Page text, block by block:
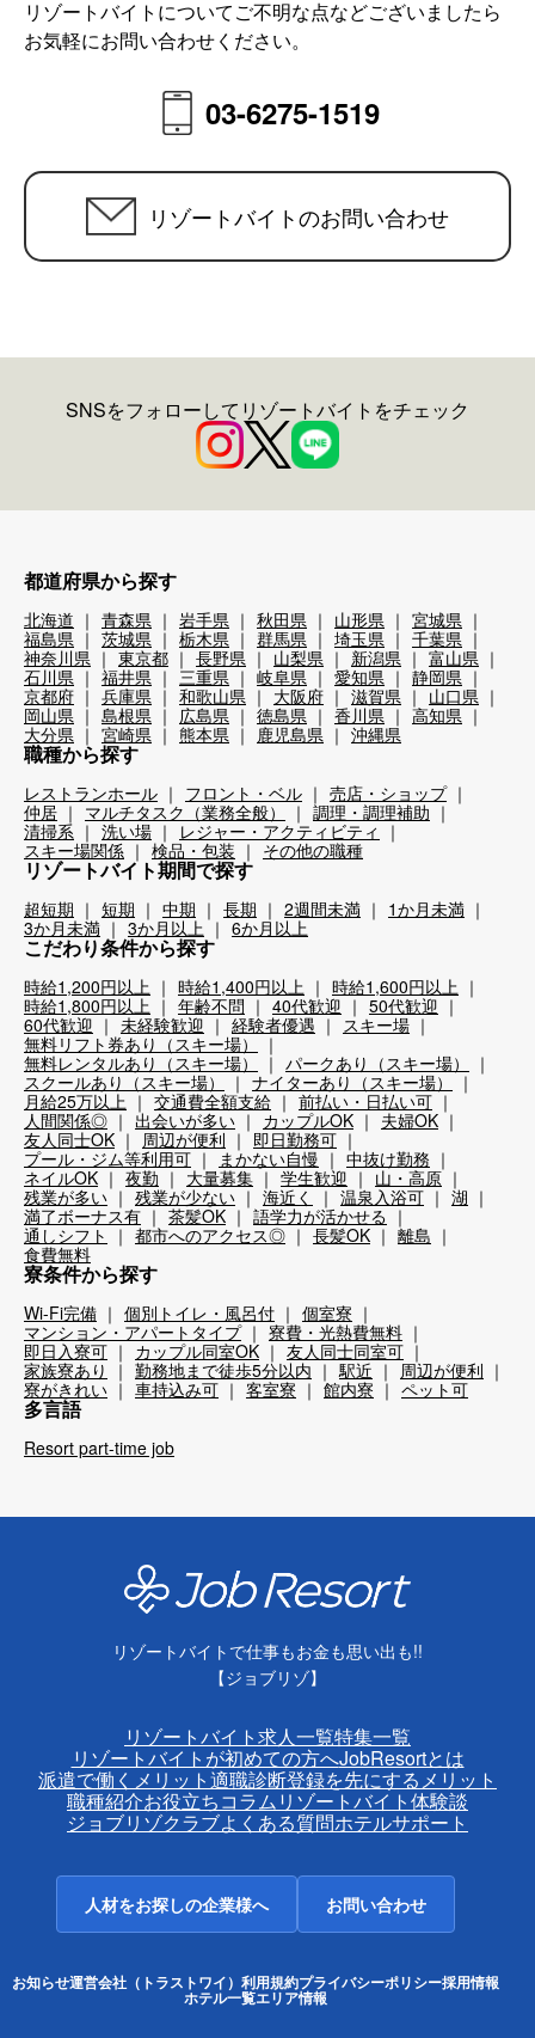
リゾートバイトについてご不明な点などございましたら
お気軽にお問い合わせください。
03-6275-1519
リゾートバイトのお問い合わせ
SNSをフォローしてリゾートバイトをチェック
都道府県から探す
北海道 青森県 岩手県 秋田県 山形県
宮城県
福島県
茨城県 栃木県 群馬県 埼玉県
千葉県
神奈川県
東京都 長野県 山梨県 新潟県
富山県
石川県
福井県 三重県 岐阜県 愛知県
静岡県
京都府
兵庫県 和歌山県 大阪府 滋賀県
山口県
岡山県
島根県 広島県 徳島県 香川県
高知県
大分県
宮崎県 熊本県 鹿児島県 沖縄県
職種から探す
レストランホール フロント・ベル
売店・ショップ
仲居
マルチタスク（業務全般）
調理・調理補助
清掃系
洗い場
レジャー・アクティビティ
スキー場関係
検品・包装 その他の職種
リゾートバイト期間で探す
超短期 短期 中期 長期 2週間未満
1か月未満
3か月未満
3か月以上 6か月以上
こだわり条件から探す
時給1,200円以上 時給1,400円以上
時給1,600円以上
時給1,800円以上
年齢不問 40代歓迎
50代歓迎
60代歓迎
未経験歓迎 経験者優遇
スキー場
無料リフト券あり（スキー場）
無料レンタルあり（スキー場）
パークあり（スキー場）
スクールあり（スキー場）
ナイターあり（スキー場）
月給25万以上
交通費全額支給
前払い・日払い可
人間関係◎
出会いが多い カップルOK
夫婦OK
友人同士OK
周辺が便利
即日勤務可
プール・ジム等利用可
まかない自慢
中抜け勤務
ネイルOK
夜勤 大量募集 学生歓迎
山・高原
残業が多い
残業が少ない 海近く 温泉入浴可
湖
満了ボーナス有
茶髪OK
語学力が活かせる
通しシフト
都市へのアクセス◎ 長髪OK
離島
食費無料
寮条件から探す
Wi-Fi完備 個別トイレ・風呂付
個室寮
マンション・アパートタイプ
寮費・光熱費無料
即日入寮可
カップル同室OK
友人同士同室可
家族寮あり
勤務地まで徒歩5分以内 駅近
周辺が便利
寮がきれい
車持込み可 客室寮 館内寮 ペット可
多言語
Resort part-time job
リゾートバイトで仕事もお金も思い出も!!
【ジョブリゾ】
リゾートバイト求人一覧特集一覧
リゾートバイトが初めての方へJobResortとは
派遣で働くメリット適職診断登録を先にするメリット
職種紹介お役立ちコラム リゾートバイト体験談
ジョブリゾクラブよくある質問ホテルサポート
人材をお探しの企業様へ お問い合わせ
お知らせ運営会社（トラストワイ） 利用規約プライバシーポリシー採用情報
ホテル一覧エリア情報